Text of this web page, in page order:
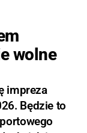
wolne
impreza
Będzie to